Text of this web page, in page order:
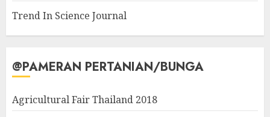
Trend In Science Journal
@PAMERAN PERTANIAN/BUNGA
Agricultural Fair Thailand 2018